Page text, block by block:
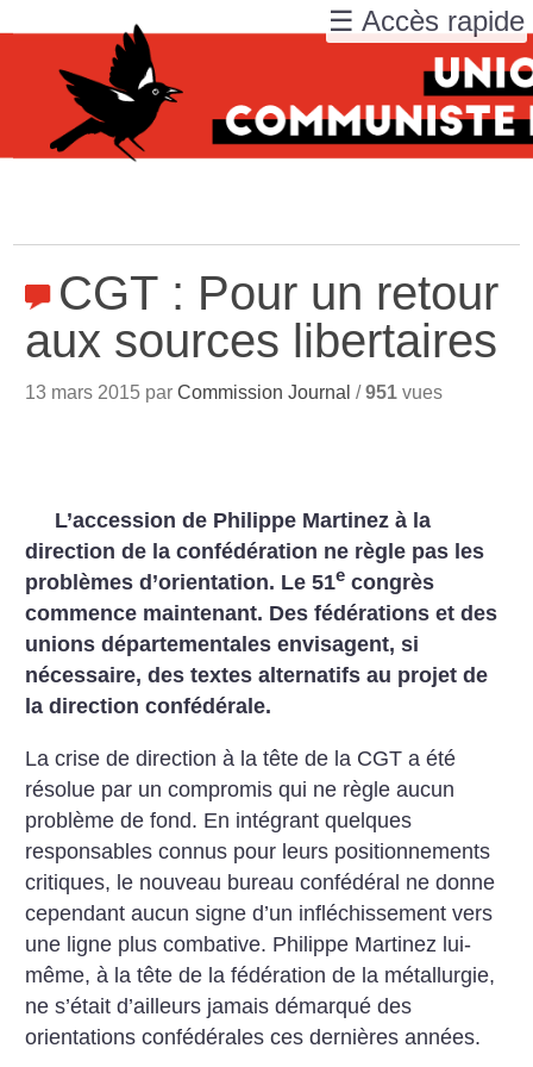
CGT : Pour un retour
aux sources libertaires
13 mars 2015 parCommission Journal /951 vues
L’accession de Philippe Martinez à la
direction de la confédération ne règle pas les
problèmes d’orientation. Le 51e congrès
commence maintenant. Des fédérations et des
unions départementales envisagent, si
nécessaire, des textes alternatifs au projet de
la direction confédérale.
La crise de direction à la tête de la CGT a été
résolue par un compromis qui ne règle aucun
problème de fond. En intégrant quelques
responsables connus pour leurs positionnements
critiques, le nouveau bureau confédéral ne donne
cependant aucun signe d’un infléchissement vers
une ligne plus combative. Philippe Martinez lui-
même, à la tête de la fédération de la métallurgie,
ne s’était d’ailleurs jamais démarqué des
orientations confédérales ces dernières années.
☰ Accès rapide